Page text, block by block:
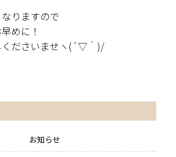
りますので
めに！
くださいませヽ(´▽｀)/
お知らせ